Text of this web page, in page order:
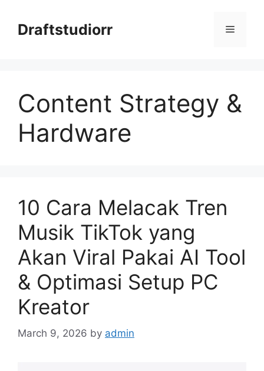
contentDraftstudiorr Menu
Content Strategy &
Hardware
10 Cara Melacak Tren
Musik TikTok yang
Akan Viral Pakai AI Tool
& Optimasi Setup PC
Kreator
March 9, 2026 by admin